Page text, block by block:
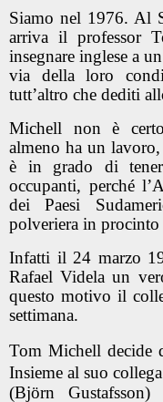
Siamo nel 1976. Al
arriva il professor
insegnare inglese a
via della loro
tutt’altro che dediti
Michell non è
almeno ha un
è in grado di
occupanti, perché
dei Paesi
polveriera in procinto
Infatti il 24 marzo
Rafael Videla un
questo motivo il
settimana.
Tom Michell decide
Insieme al suo
(Björn